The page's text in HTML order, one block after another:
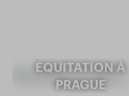
ÉQUITATION À
PRAGUE